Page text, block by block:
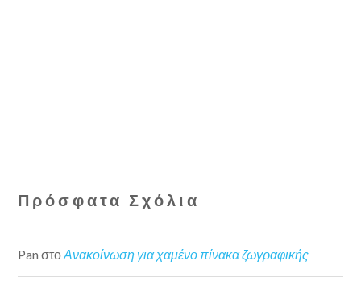
Πρόσφατα Σχόλια
Pan στοΑνακοίνωση για χαμένο πίνακα ζωγραφικής